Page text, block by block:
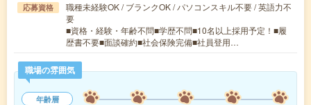
応募資格
職種未経験OK / ブランクOK / パソコンスキル不要 / 英語力不
要
■資格・経験・年齢不問■学歴不問■10名以上採用予定！■履
歴書不要■面談確約■社会保険完備■社員登用…
職場の雰囲気
年齢層